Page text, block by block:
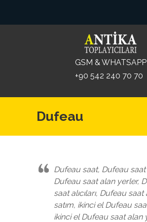
GSM & WHATSAPP
+90 542 240 70 70
Dufeau
Dufeau saat, Dufeau saat
Dufeau saat alan yerler,
saat alıcıları, Dufeau saat
satım, ikinci el Dufeau
ikinci el Dufeau saat alan